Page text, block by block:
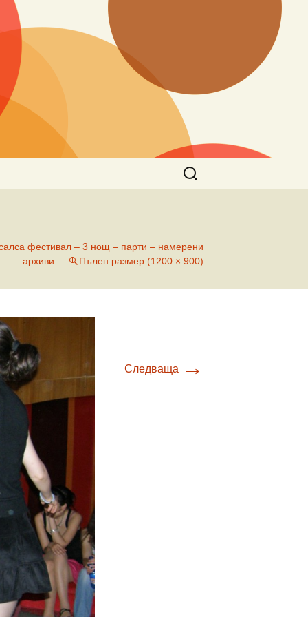
Търсене
за:
фестивал – 3 нощ – парти – намерени
архиви
Пълен размер (1200 × 900)
Следваща →